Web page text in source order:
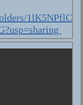
1lK5NPflC